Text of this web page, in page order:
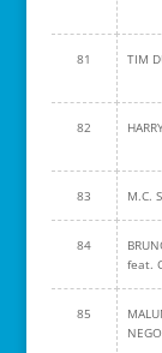
81 TIM
82
83 M.C.
84
feat.
85